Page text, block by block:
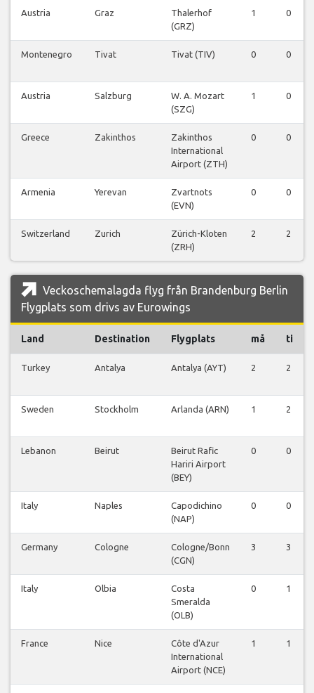
Austria Graz
Thalerhof
(GRZ)
1 0
Montenegro Tivat Tivat (TIV) 0 0
Austria Salzburg
W. A. Mozart
(SZG)
1 0
Greece Zakinthos
Zakinthos
International
Airport (ZTH)
0 0
Armenia Yerevan
Zvartnots
(EVN)
0 0
Switzerland Zurich
Zürich-Kloten
(ZRH)
2 2
Veckoschemalagda flyg från Brandenburg Berlin
Flygplats som drivs av Eurowings
Land Destination Flygplats må ti
Turkey Antalya Antalya (AYT) 2 2
Sweden Stockholm Arlanda (ARN) 1 2
Lebanon Beirut
Beirut Rafic
Hariri Airport
(BEY)
0 0
Italy Naples
Capodichino
(NAP)
0 0
Germany Cologne
Cologne/Bonn
(CGN)
3 3
Italy Olbia
Costa
Smeralda
(OLB)
0 1
France Nice
Côte d'Azur
International
Airport (NCE)
1 1